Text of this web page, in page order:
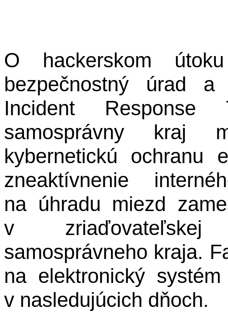
O hackerskom
bezpečnostný úrad a
Incident Response
samosprávny kraj
kybernetickú ochranu
zneaktívnenie
na úhradu miezd
v zriaďovateľskej
samosprávneho kraja.
na elektronický
v nasledujúcich dňoch.